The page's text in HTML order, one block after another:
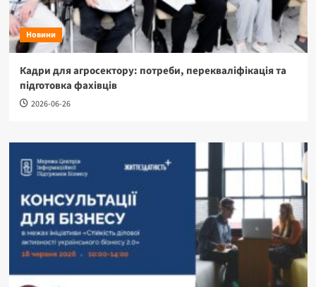
Новини
Кадри для агросектору: потреби, перекваліфікація та
підготовка фахівців
2026-06-26